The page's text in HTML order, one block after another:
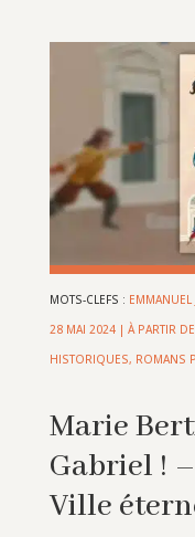
MOTS-CLEFS : EMMANUEL
28 MAI 2024| À PARTIR
HISTORIQUES, ROMANS
Marie
Gabriel !
Ville